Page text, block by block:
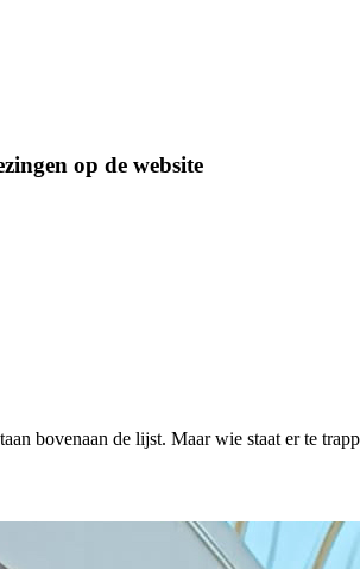
op de website
bovenaan de lijst. Maar wie staat er te